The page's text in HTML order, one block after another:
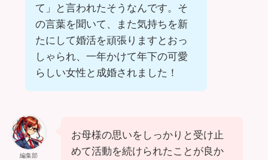
て」と言われたそうなんです。そ
の言葉を聞いて、また気持ちを新
たにして婚活を頑張りますとおっ
しゃられ、一年かけて年下の可愛
らしい女性と成婚されました！
編集部
お母様の思いをしっかりと受け止
めて活動を続けられたことが良か